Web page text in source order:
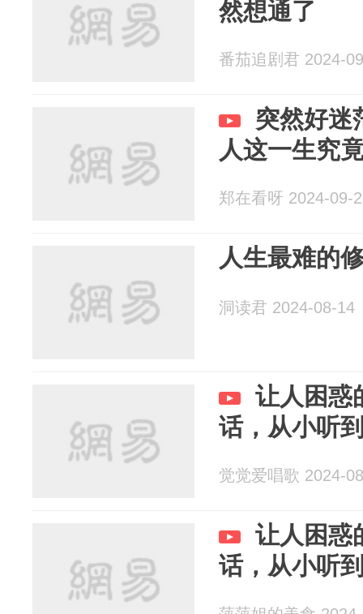
然想通了
番茄追剧君 2024-
突然好迷
人这一生究
郑在看呀 2024-09-
人生最难的
洞读君 2024-08-14
让人困惑
话，从小听
觉觉爱唱歌 2024-
让人困惑
话，从小听